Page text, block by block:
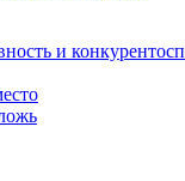
и